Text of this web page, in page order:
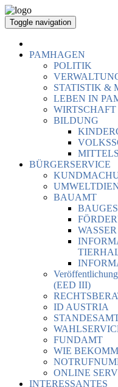
Toggle navigation
PAMHAGEN
POLITIK
STATISTIK &
LEBEN IN
WIRTSCHAFT
BILDUNG
BÜRGERSERVICE
BAUAMT
(EED III)
ID AUSTRIA
FUNDAMT
WIE
ONLINE
INTERESSANTES